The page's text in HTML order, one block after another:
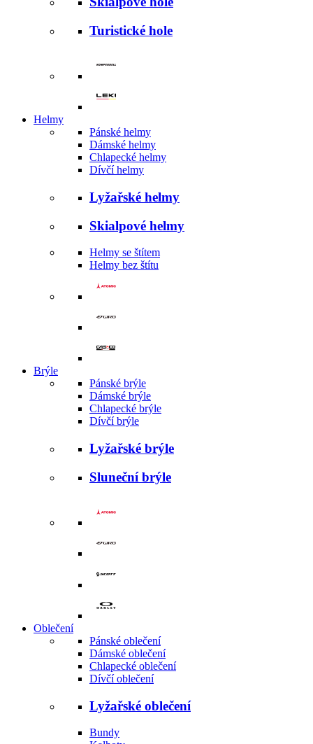
Turistické hole
Helmy
Pánské helmy
Dámské helmy
Chlapecké helmy
Dívčí helmy
Lyžařské helmy
Skialpové helmy
Helmy se štítem
Helmy bez štítu
Brýle
Pánské brýle
Dámské brýle
Chlapecké brýle
Dívčí brýle
Lyžařské brýle
Sluneční brýle
Oblečení
Pánské oblečení
Dámské oblečení
Chlapecké oblečení
Dívčí oblečení
Lyžařské oblečení
Bundy